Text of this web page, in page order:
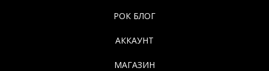
РОК БЛОГ
АККАУНТ
МАГАЗИН